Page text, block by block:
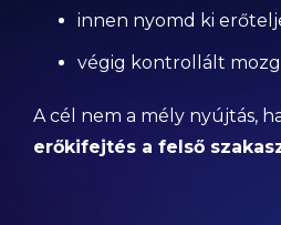
innen nyomd ki
végig kontrollált
A cél nem a mély nyújtás,
erőkifejtés a felső